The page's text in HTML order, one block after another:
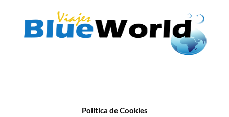
contenido
Política de Cookies